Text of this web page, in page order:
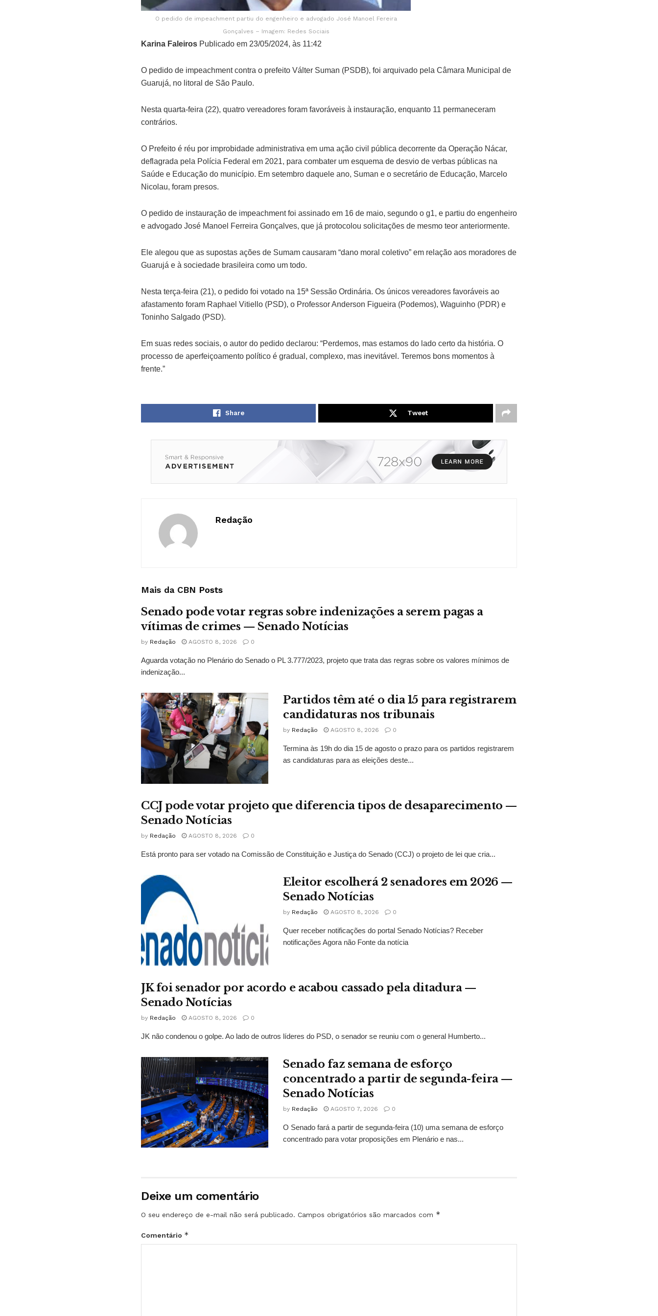
O pedido de impeachment partiu do engenheiro e advogado José Manoel Fereira
Gonçalves – Imagem: Redes Sociais
Karina Faleiros Publicado em 23/05/2024, às 11:42
O pedido de impeachment contra o prefeito Válter Suman (PSDB), foi arquivado pela Câmara Municipal de
Guarujá, no litoral de São Paulo.
Nesta quarta-feira (22), quatro vereadores foram favoráveis à instauração, enquanto 11 permaneceram
contrários.
O Prefeito é réu por improbidade administrativa em uma ação civil pública decorrente da Operação Nácar,
deflagrada pela Polícia Federal em 2021, para combater um esquema de desvio de verbas públicas na
Saúde e Educação do município. Em setembro daquele ano, Suman e o secretário de Educação, Marcelo
Nicolau, foram presos.
O pedido de instauração de impeachment foi assinado em 16 de maio, segundo o g1, e partiu do engenheiro
e advogado José Manoel Ferreira Gonçalves, que já protocolou solicitações de mesmo teor anteriormente.
Ele alegou que as supostas ações de Sumam causaram “dano moral coletivo” em relação aos moradores de
Guarujá e à sociedade brasileira como um todo.
Nesta terça-feira (21), o pedido foi votado na 15ª Sessão Ordinária. Os únicos vereadores favoráveis ao
afastamento foram Raphael Vitiello (PSD), o Professor Anderson Figueira (Podemos), Waguinho (PDR) e
Toninho Salgado (PSD).
Em suas redes sociais, o autor do pedido declarou: “Perdemos, mas estamos do lado certo da história. O
processo de aperfeiçoamento político é gradual, complexo, mas inevitável. Teremos bons momentos à
frente.”
Share Tweet
Redação
Mais da CBN Posts
Senado pode votar regras sobre indenizações a serem pagas a
vítimas de crimes — Senado Notícias
by Redação AGOSTO 8, 2026 0
Aguarda votação no Plenário do Senado o PL 3.777/2023, projeto que trata das regras sobre os valores mínimos de
indenização...
Partidos têm até o dia 15 para registrarem
candidaturas nos tribunais
by Redação AGOSTO 8, 2026 0
Termina às 19h do dia 15 de agosto o prazo para os partidos registrarem
as candidaturas para as eleições deste...
CCJ pode votar projeto que diferencia tipos de desaparecimento —
Senado Notícias
by Redação AGOSTO 8, 2026 0
Está pronto para ser votado na Comissão de Constituição e Justiça do Senado (CCJ) o projeto de lei que cria...
Eleitor escolherá 2 senadores em 2026 —
Senado Notícias
by Redação AGOSTO 8, 2026 0
Quer receber notificações do portal Senado Notícias? Receber
notificações Agora não Fonte da notícia
JK foi senador por acordo e acabou cassado pela ditadura —
Senado Notícias
by Redação AGOSTO 8, 2026 0
JK não condenou o golpe. Ao lado de outros líderes do PSD, o senador se reuniu com o general Humberto...
Senado faz semana de esforço
concentrado a partir de segunda-feira —
Senado Notícias
by Redação AGOSTO 7, 2026 0
O Senado fará a partir de segunda-feira (10) uma semana de esforço
concentrado para votar proposições em Plenário e nas...
Deixe um comentário
O seu endereço de e-mail não será publicado. Campos obrigatórios são marcados com *
Comentário *